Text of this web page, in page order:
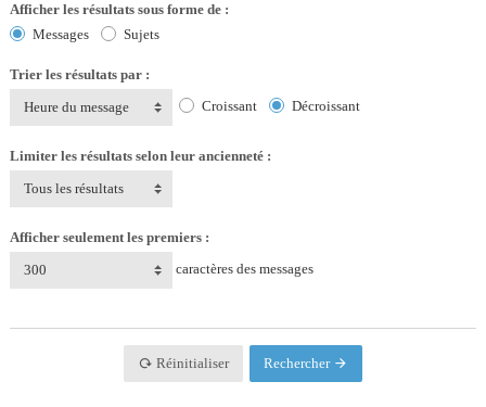
Afficher les résultats sous forme de :
Messages
Sujets
Trier les résultats par :
Heure du message
Croissant Décroissant
Limiter les résultats selon leur ancienneté :
Tous les résultats
Afficher seulement les premiers :
300
caractères des messages
Réinitialiser Rechercher